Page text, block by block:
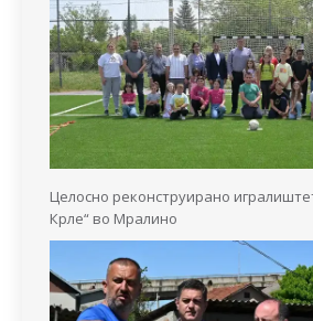
Целосно реконструирано
Крле“ во Мралино